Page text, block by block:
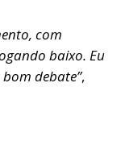
com
baixo. Eu
debate”,